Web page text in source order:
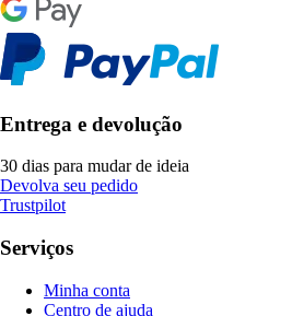
Entrega e devolução
30 dias para mudar de ideia
Devolva seu pedido
Trustpilot
Serviços
Minha conta
Centro de ajuda